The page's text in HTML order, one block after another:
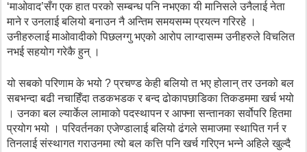
‘माओवाद’सँग एक हात परको सम्बन्ध पनि नभएका यी मानिसले उनैलाई नेता
माने र उनलाई बलियो बनाउन नै अन्तिम समयसम्म प्रयत्न गरिरहे ।
उनीहरुलाई माओवादीको पिछलग्गु भएको आरोप लाग्दासम्म उनीहरुले विचलित
नभई सहयोग गरेकै हुन् ।
यो सबको परिणाम के भयो ? प्रचण्ड केही बलियो त भए होलान् तर उनको बल
सबभन्दा बढी नचाहिँदा तडकभडक र बन्द ढोकापछाडिका तिकडममा खर्च भयो
। उनका बल ल्यार्केल लामाको पदस्थापन र आफ्ना सन्तानका सर्वोपरि हितमा
प्रयोग भयो । परिवर्तनका एजेण्डालाई बलियो ढंगले समाजमा स्थापित गर्न र
तिनलाई संस्थागत गराउनमा त्यो बल कत्ति पनि खर्च गरिएन भन्ने अहिले खुल्दै